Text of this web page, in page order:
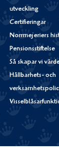
utveckling
Certifieringar
Norrmejeriers
Pensionsstiftelse
Så skapar vi
Hållbarhets- och